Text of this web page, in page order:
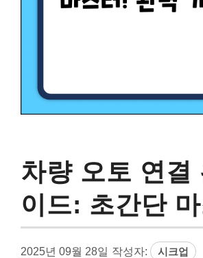
차량 오토 연결
이드: 초간단
2025년 09월 28일 작성자: 시크업